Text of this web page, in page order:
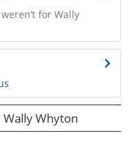
weren’t for Wally
Whyton